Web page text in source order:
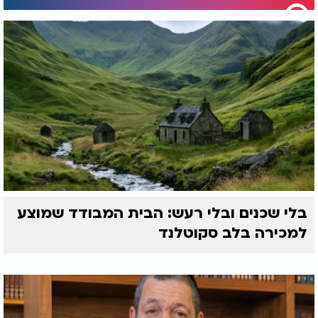
יצרו את הפחד, אלא הלב יצר את הסיבות.
זה עומק דברי שלמה המלך: "מכל משמר נצור לבך - כי
ממנו תוצאות חיים". הלב הוא שמייצר את התוצאה.
ההיגיון, ההסברים, התירוצים - כולם באים אחר הרצון.
האדם לא "מגיב" למציאות - אלא מפרש אותה דרך עיניו
של הלב.
ולכן, אילו לא חטאו המרגלים - לא היו צריכים כלל
למלחמה. ארץ ישראל הייתה נפתחת בפניהם כמו דלת
שמחכה ליד אוהבת שתדחוף אותה באמונה. אבל לאחר
חדשה: נשק, טנקים, טילים, כיפת ברזל.
נשמטת - באה הטכניקה במקומה.
כך גם קרה עם המעפילים - אותם אנשים שאמרו "הננו
בלי שכנים ובלי רעש: הבית המבודד שמוצע
למכירה בלב סקוטלנד